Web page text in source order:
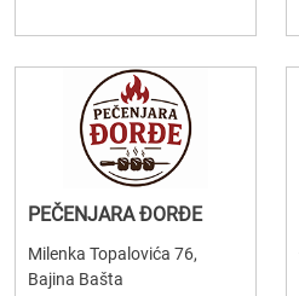
PEČENJARA ĐORĐE
Milenka Topalovića 76,
Bajina Bašta